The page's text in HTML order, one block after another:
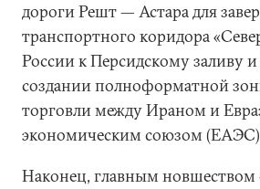
дороги Решт — Астара для
транспортного коридора
России к Персидскому заливу и
создании полноформатной
торговли между Ираном и
экономическим союзом
Наконец, главным новшеством